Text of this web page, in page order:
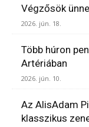
Végzősök
2026. jún. 18.
Több húron
Artériában
2026. jún. 10.
Az AlisAdam
klasszikus